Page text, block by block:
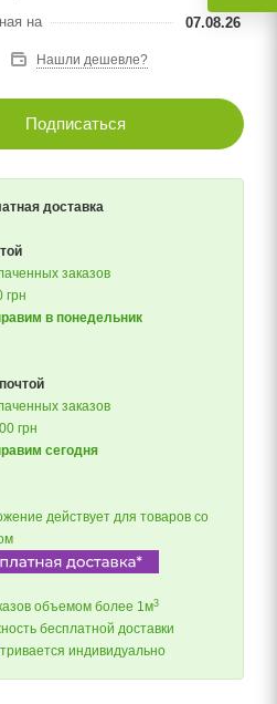
на 07.08.26
Нашли дешевле?
Подписаться
доставка
заказов
грн
в понедельник
заказов
грн
сегодня
действует для товаров со
объемом более 1м3
бесплатной доставки
индивидуально